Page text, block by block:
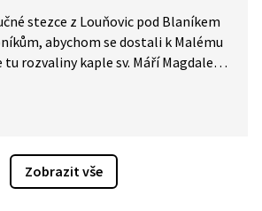
stezce z Louňovic pod Blaníkem
abychom se dostali k Malému
rozvaliny kaple sv. Máří Magdaleny,
Zobrazit vše